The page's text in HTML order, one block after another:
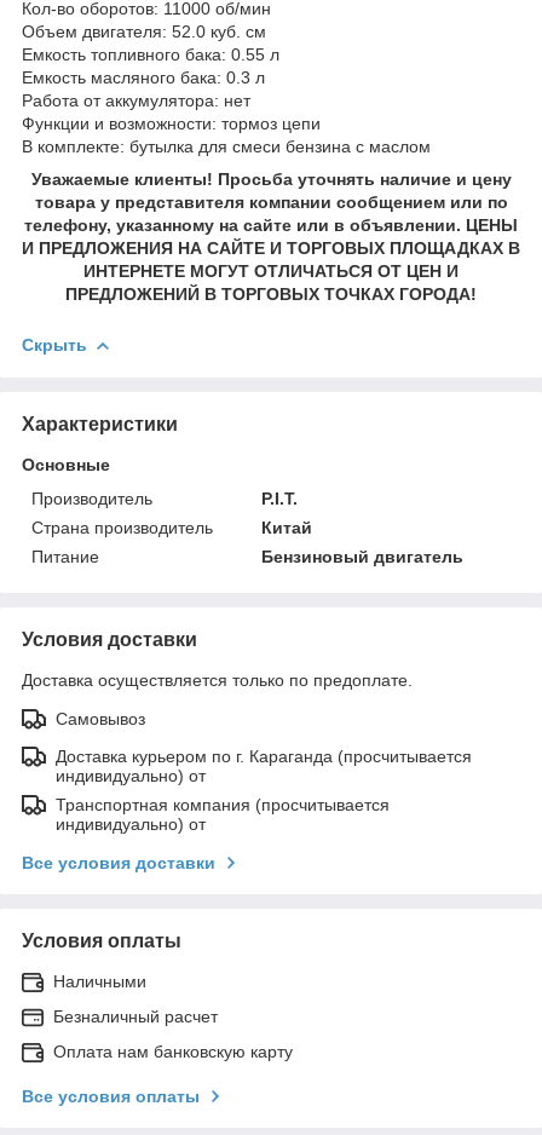
Кол-во оборотов: 11000 об/мин
Объем двигателя: 52.0 куб. см
Емкость топливного бака: 0.55 л
Емкость масляного бака: 0.3 л
Работа от аккумулятора: нет
Функции и возможности: тормоз цепи
В комплекте: бутылка для смеси бензина с маслом
Уважаемые клиенты! Просьба уточнять наличие и цену
товара у представителя компании сообщением или по
телефону, указанному на сайте или в объявлении. ЦЕНЫ
И ПРЕДЛОЖЕНИЯ НА САЙТЕ И ТОРГОВЫХ ПЛОЩАДКАХ В
ИНТЕРНЕТЕ МОГУТ ОТЛИЧАТЬСЯ ОТ ЦЕН И
ПРЕДЛОЖЕНИЙ В ТОРГОВЫХ ТОЧКАХ ГОРОДА!
Скрыть
Характеристики
Основные
Производитель
P.I.T.
Страна производитель
Китай
Питание
Бензиновый двигатель
Условия доставки
Доставка осуществляется только по предоплате.
Самовывоз
Доставка курьером по г. Караганда (просчитывается
индивидуально) от
Транспортная компания (просчитывается
индивидуально) от
Все условия доставки
Условия оплаты
Наличными
Безналичный расчет
Оплата нам банковскую карту
Все условия оплаты